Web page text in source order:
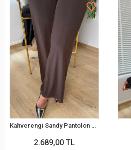
Kahverengi Sandy Pantolon 32051Y
2.689,00 TL